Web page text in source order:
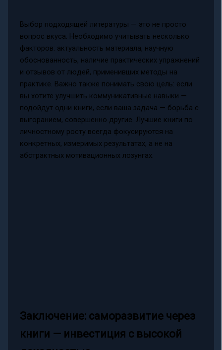
Выбор подходящей литературы — это не просто
вопрос вкуса. Необходимо учитывать несколько
факторов: актуальность материала, научную
обоснованность, наличие практических упражнений
и отзывов от людей, применивших методы на
практике. Важно также понимать свою цель: если
вы хотите улучшить коммуникативные навыки —
подойдут одни книги, если ваша задача — борьба с
выгоранием, совершенно другие. Лучшие книги по
личностному росту всегда фокусируются на
конкретных, измеримых результатах, а не на
абстрактных мотивационных лозунгах.
Заключение: саморазвитие через
книги — инвестиция с высокой